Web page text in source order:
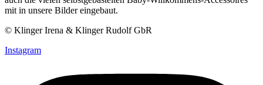
mit in unsere Bilder eingebaut.
© Klinger Irena & Klinger Rudolf GbR
Instagram